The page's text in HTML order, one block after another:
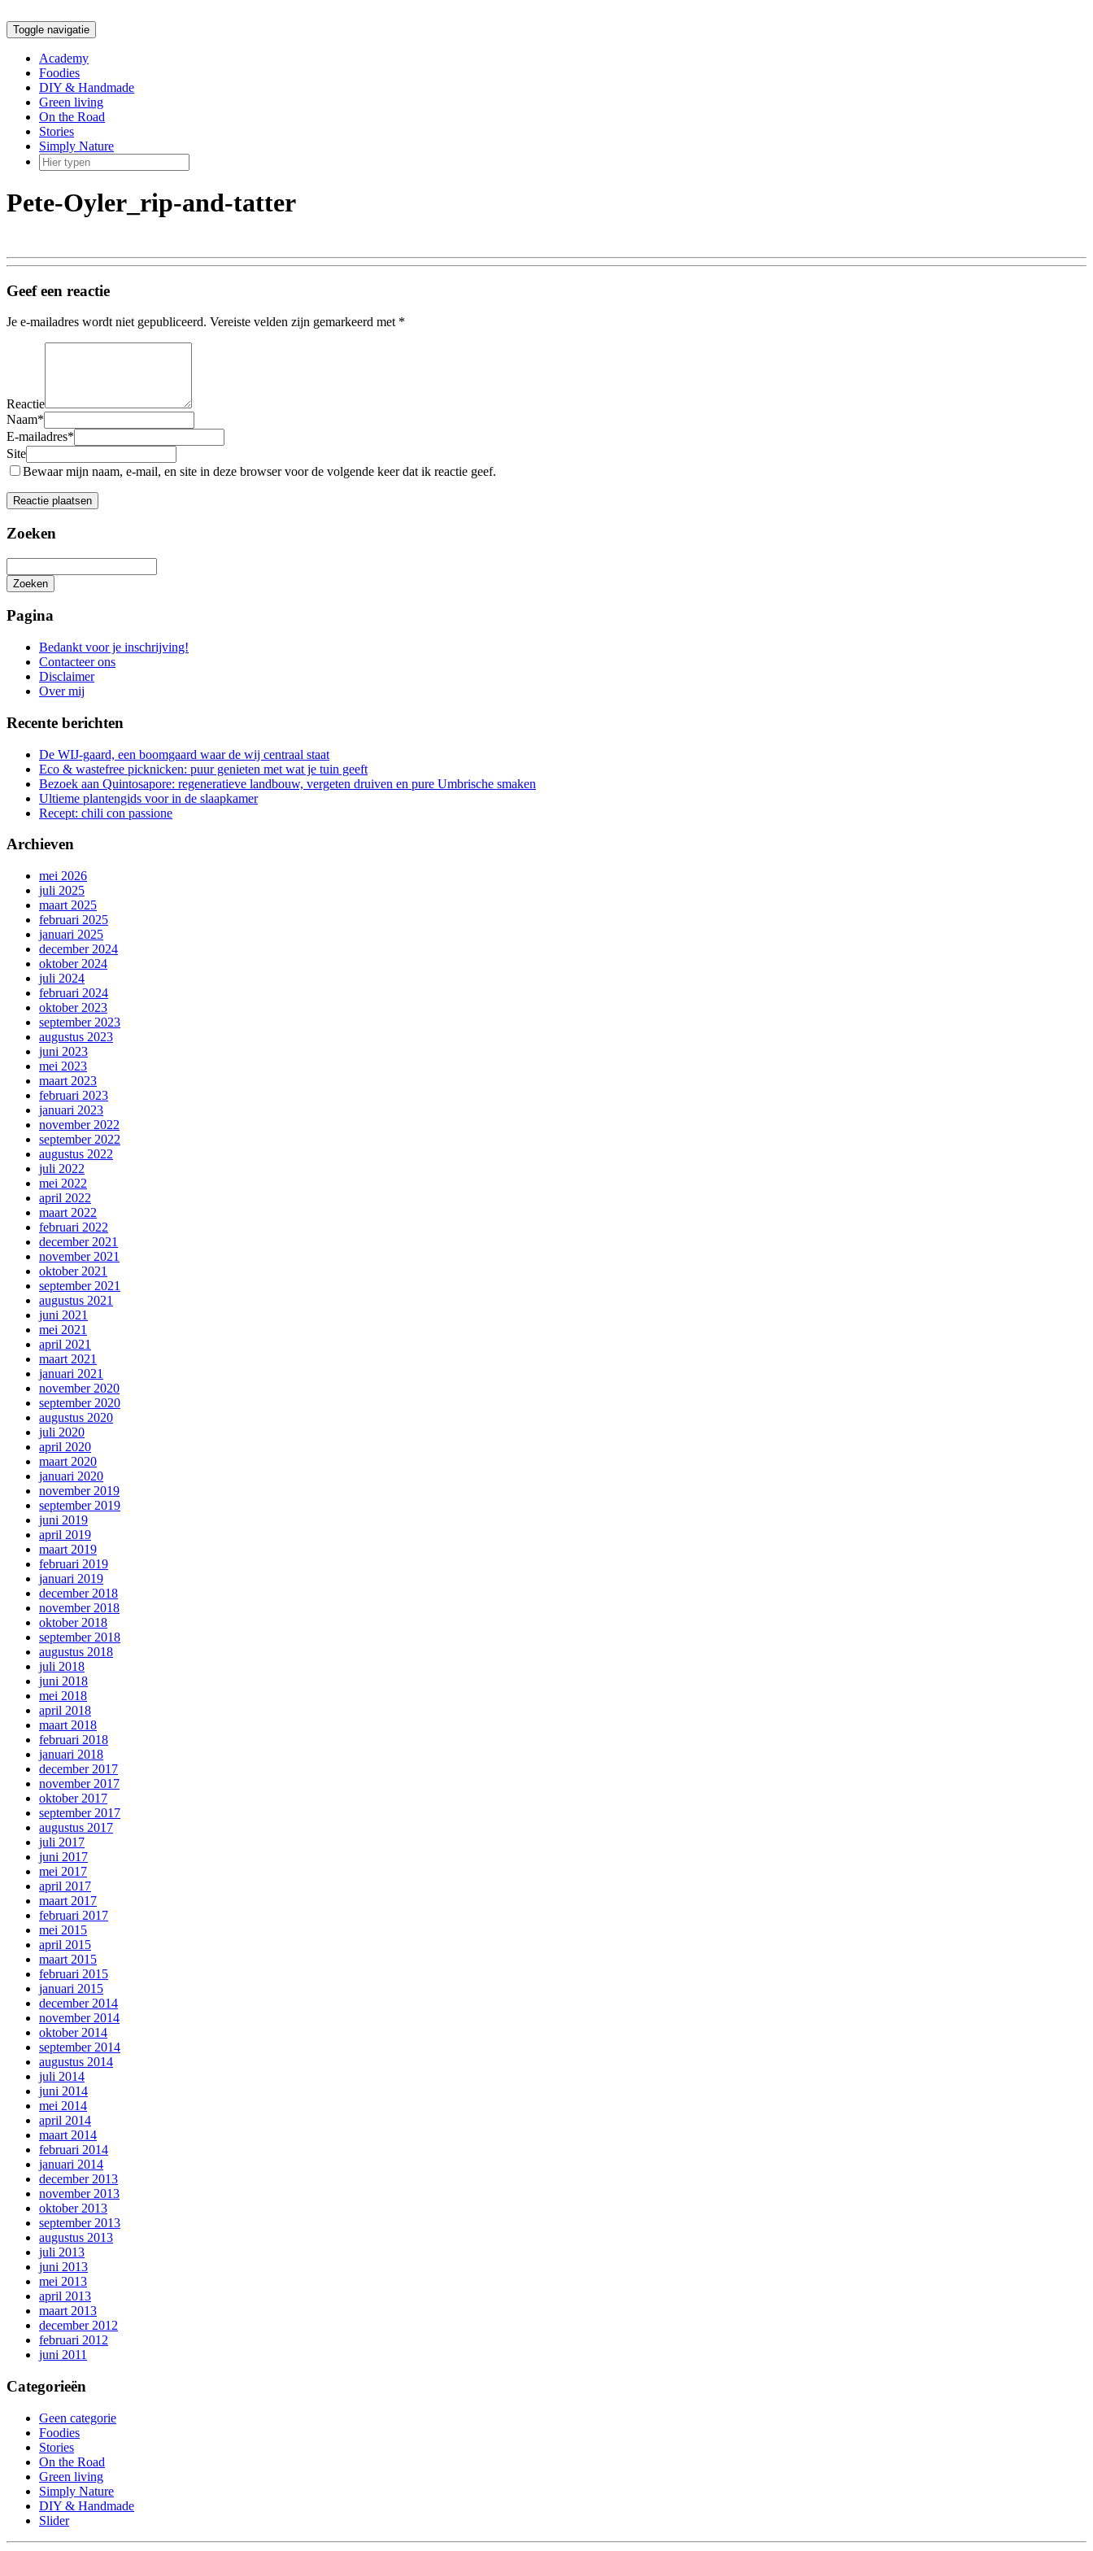
naar
inhoud
Toggle navigatie
Academy
Foodies
DIY & Handmade
Green living
On the Road
Stories
Simply Nature
Pete-Oyler_rip-and-tatter
Geef een reactie
Je e-mailadres wordt niet gepubliceerd. Vereiste velden zijn gemarkeerd met *
Reactie
Naam*
E-mailadres*
Site
Bewaar mijn naam, e-mail, en site in deze browser voor de volgende keer dat ik reactie geef.
Zoeken
Zoeken
zoeken
Pagina
Bedankt voor je inschrijving!
Contacteer ons
Disclaimer
Over mij
Recente berichten
De WIJ-gaard, een boomgaard waar de wij centraal staat
Eco & wastefree picknicken: puur genieten met wat je tuin geeft
Bezoek aan Quintosapore: regeneratieve landbouw, vergeten druiven en pure Umbrische smaken
Ultieme plantengids voor in de slaapkamer
Recept: chili con passione
Archieven
mei 2026
juli 2025
maart 2025
februari 2025
januari 2025
december 2024
oktober 2024
juli 2024
februari 2024
oktober 2023
september 2023
augustus 2023
juni 2023
mei 2023
maart 2023
februari 2023
januari 2023
november 2022
september 2022
augustus 2022
juli 2022
mei 2022
april 2022
maart 2022
februari 2022
december 2021
november 2021
oktober 2021
september 2021
augustus 2021
juni 2021
mei 2021
april 2021
maart 2021
januari 2021
november 2020
september 2020
augustus 2020
juli 2020
april 2020
maart 2020
januari 2020
november 2019
september 2019
juni 2019
april 2019
maart 2019
februari 2019
januari 2019
december 2018
november 2018
oktober 2018
september 2018
augustus 2018
juli 2018
juni 2018
mei 2018
april 2018
maart 2018
februari 2018
januari 2018
december 2017
november 2017
oktober 2017
september 2017
augustus 2017
juli 2017
juni 2017
mei 2017
april 2017
maart 2017
februari 2017
mei 2015
april 2015
maart 2015
februari 2015
januari 2015
december 2014
november 2014
oktober 2014
september 2014
augustus 2014
juli 2014
juni 2014
mei 2014
april 2014
maart 2014
februari 2014
januari 2014
december 2013
november 2013
oktober 2013
september 2013
augustus 2013
juli 2013
juni 2013
mei 2013
april 2013
maart 2013
december 2012
februari 2012
juni 2011
Categorieën
Geen categorie
Foodies
Stories
On the Road
Green living
Simply Nature
DIY & Handmade
Slider